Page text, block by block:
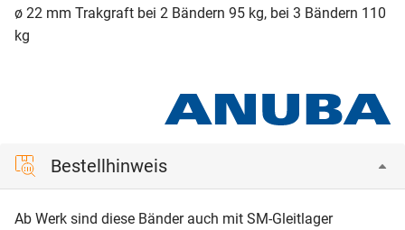
ø 22 mm Trakgraft bei 2 Bändern 95 kg, bei 3 Bändern 110
kg
Bestellhinweis
Ab Werk sind diese Bänder auch mit SM-Gleitlager